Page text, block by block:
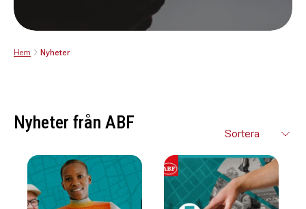
Hem Nyheter
Nyheter från ABF